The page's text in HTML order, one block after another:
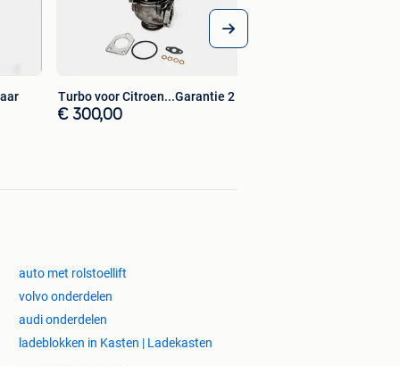
Turbo voor Citroen...Garantie 2 Jaar
€ 300,00
auto met rolstoellift
volvo onderdelen
audi onderdelen
ladeblokken in Kasten | Ladekasten